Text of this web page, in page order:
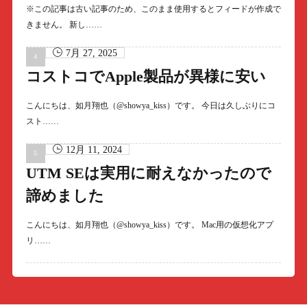
※この記事は古い記事のため、このまま使用するとフィードが作成で
きません。 新し……
7月 27, 2025
コストコでApple製品が異様に安い
こんにちは、如月翔也（@showya_kiss）です。 今日は久しぶりにコ
スト……
12月 11, 2024
UTM SEは実用に耐えなかったので
諦めました
こんにちは、如月翔也（@showya_kiss）です。 Mac用の仮想化アプ
リ……